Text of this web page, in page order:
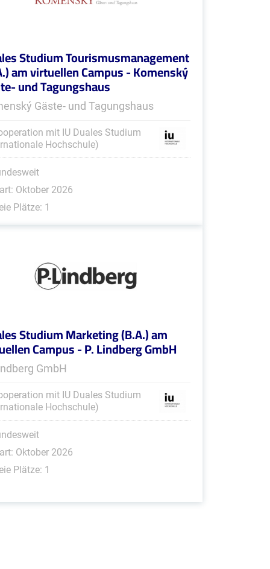
Studium Tourismusmanagement
am virtuellen Campus - Komenský
und Tagungshaus
Gäste- und Tagungshaus
mit IU Duales Studium
Hochschule)
Oktober 2026
Plätze: 1
Studium Marketing (B.A.) am
Campus - P. Lindberg GmbH
GmbH
mit IU Duales Studium
Hochschule)
Oktober 2026
Plätze: 1